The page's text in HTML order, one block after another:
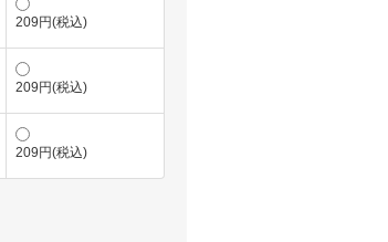
209円(税込)
209円(税込)
209円(税込)